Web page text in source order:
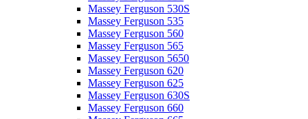
Massey Ferguson 530S
Massey Ferguson 535
Massey Ferguson 560
Massey Ferguson 565
Massey Ferguson 5650
Massey Ferguson 620
Massey Ferguson 625
Massey Ferguson 630S
Massey Ferguson 660